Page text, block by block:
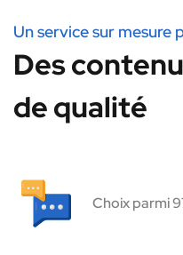
Un service sur mesure
Des
de qualité
Choix parmi